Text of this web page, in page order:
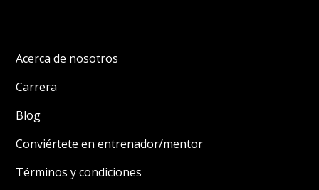
Acerca de nosotros
Carrera
Blog
Conviértete en entrenador/mentor
Términos y condiciones